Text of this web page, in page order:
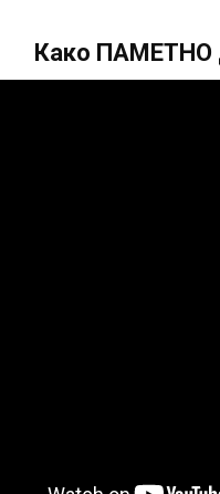
Како ПАМЕТНО